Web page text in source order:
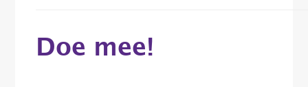
Doe mee!